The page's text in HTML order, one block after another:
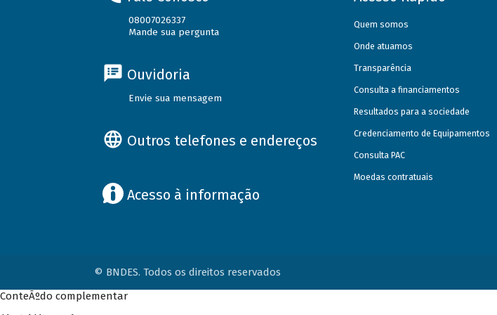
08007026337
Mande sua pergunta
Ouvidoria
Envie sua mensagem
Outros telefones e endereços
Acesso à informação
Quem somos
Onde atuamos
Transparência
Consulta a financiamentos
Resultados para a sociedade
Credenciamento de Equipamentos
Consulta PAC
Moedas contratuais
© BNDES. Todos os direitos reservados
ConteÃºdo complementar